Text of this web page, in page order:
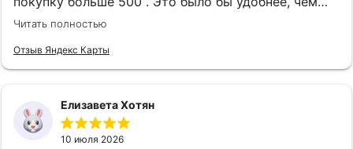
каждый месяц заново оформлять покупку.
Читать полностью
Отзыв Яндекс Карты
Елизавета Хотян
10 июля 2026